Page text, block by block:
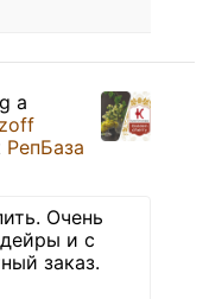
a
РепБаза
Очень
и с
заказ.